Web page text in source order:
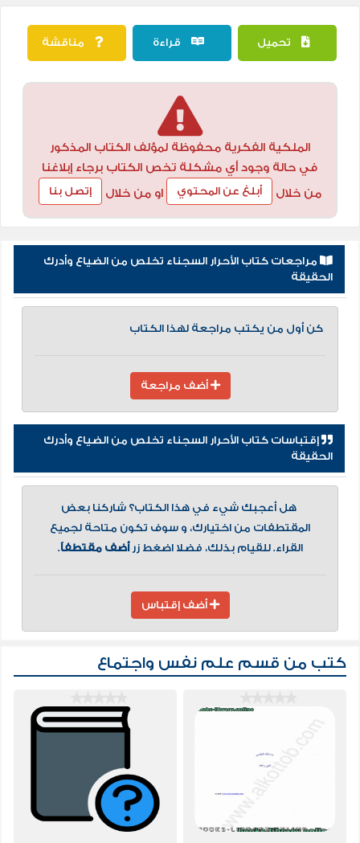
تحميل قراءة مناقشة
الملكية الفكرية محفوظة لمؤلف الكتاب المذكور
في حالة وجود أي مشكلة تخص الكتاب برجاء إبلاغنا
من خلال
أبلغ عن المحتوي او من خلال إتصل بنا
مراجعات كتاب الأحرار السجناء تخلص من الضياع وأدرك
الحقيقة
كن أول من يكتب مراجعة لهذا الكتاب
أضف مراجعة
إقتباسات كتاب الأحرار السجناء تخلص من الضياع وأدرك
الحقيقة
هل أعجبك شيء في هذا الكتاب؟ شاركنا بعض
المقتطفات من اختيارك، و سوف تكون متاحة لجميع
القراء. للقيام بذلك، فضلا اضغط زرأضف مقتطفاً.
أضف إقتباس
كتب من قسم علم نفس واجتماع